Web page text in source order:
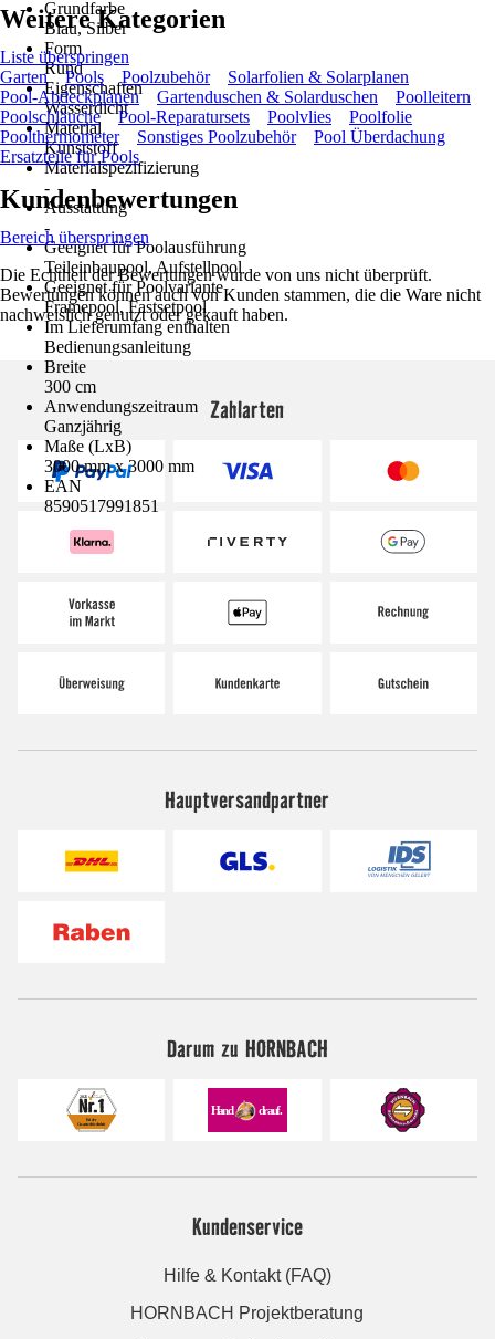
Grundfarbe
Blau, Silber
Form
Rund
Eigenschaften
Wasserdicht
Material
Kunststoff
Materialspezifizierung
-
Ausstattung
-
Geeignet für Poolausführung
Teileinbaupool, Aufstellpool
Geeignet für Poolvariante
Framepool, Fastsetpool
Im Lieferumfang enthalten
Bedienungsanleitung
Breite
300 cm
Anwendungszeitraum
Ganzjährig
Maße (LxB)
3000 mm x 3000 mm
EAN
8590517991851
Weitere Kategorien
Liste überspringen
Garten
Pools Poolzubehör
Solarfolien & Solarplanen
Pool-Abdeckplanen
Gartenduschen & Solarduschen
Poolleitern
Poolschläuche
Pool-Reparatursets Poolvlies
Poolfolie
Poolthermometer
Sonstiges Poolzubehör
Pool Überdachung
Ersatzteile für Pools
Kundenbewertungen
Bereich überspringen
Die Echtheit der Bewertungen wurde von uns nicht überprüft.
Bewertungen können auch von Kunden stammen, die die Ware nicht
nachweislich genutzt oder gekauft haben.
Zahlarten
Hauptversandpartner
Darum zu HORNBACH
Kundenservice
Hilfe & Kontakt (FAQ)
HORNBACH Projektberatung